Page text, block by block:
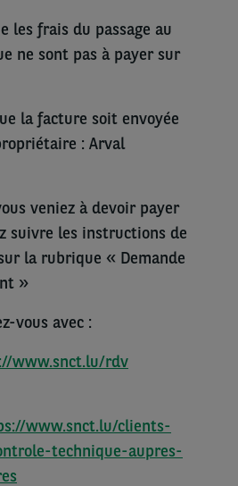
les frais du passage au
ne sont pas à payer sur
la facture soit envoyée
: Arval
veniez à devoir payer
suivre les instructions de
la rubrique « Demande
»
vous avec :
www.snct.lu/rdv
www.snct.lu/clients-
technique-aupres-